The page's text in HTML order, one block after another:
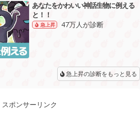
あなたをかわいい神話生物に例える
と！！
急上昇 47万人が診断
急上昇の診断をもっと見る
スポンサーリンク